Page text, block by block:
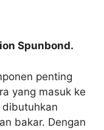
Spunbond.
penting
yang masuk ke
bakar. Dengan